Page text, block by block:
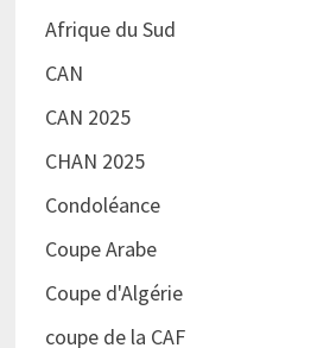
Afrique du Sud
CAN
CAN 2025
CHAN 2025
Condoléance
Coupe Arabe
Coupe d'Algérie
coupe de la CAF